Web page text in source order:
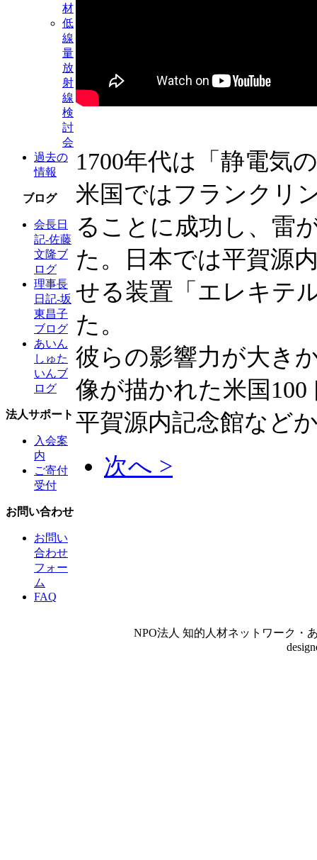
材
低
線
量
放
射
線
検
討
会
過去の
情報
ブログ
会長日
記-佐藤
文隆ブ
ログ
理事長
日記-坂
東昌子
ブログ
あいん
しゅた
いんブ
ログ
法人サポート
入会案
内
ご寄付
受付
お問い合わせ
お問い
合わせ
フォー
ム
FAQ
1700年代は「静電気
米国ではフランクリ
ることに成功し、雷
た。日本では平賀源
せる装置「エレキテ
た。
彼らの影響力が大き
像が描かれた米国
平賀源内記念館など
次へ >
NPO法人 知的人材ネットワーク・